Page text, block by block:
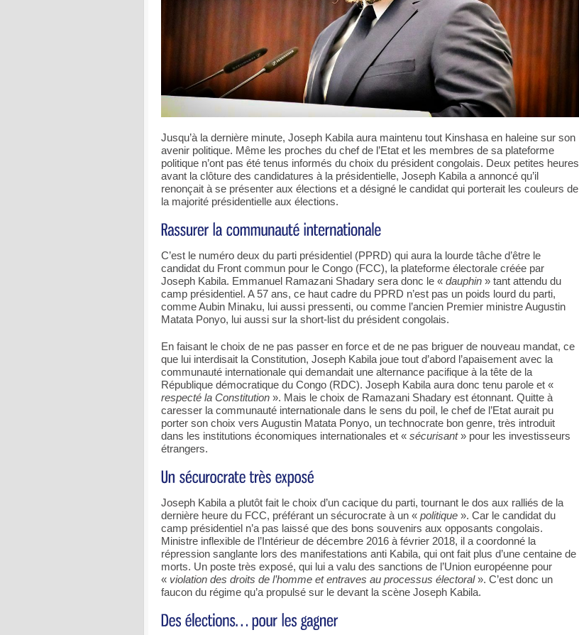
Jusqu’à la dernière minute, Joseph Kabila aura maintenu tout Kinshasa en haleine sur son
avenir politique. Même les proches du chef de l’Etat et les membres de sa plateforme
politique n’ont pas été tenus informés du choix du président congolais. Deux petites heures
avant la clôture des candidatures à la présidentielle, Joseph Kabila a annoncé qu’il
renonçait à se présenter aux élections et a désigné le candidat qui porterait les couleurs de
la majorité présidentielle aux élections.
C’est le numéro deux du parti présidentiel (PPRD) qui aura la lourde tâche d’être le
candidat du Front commun pour le Congo (FCC), la plateforme électorale créée par
Joseph Kabila. Emmanuel Ramazani Shadary sera donc le « dauphin » tant attendu du
camp présidentiel. A 57 ans, ce haut cadre du PPRD n’est pas un poids lourd du parti,
comme Aubin Minaku, lui aussi pressenti, ou comme l’ancien Premier ministre Augustin
Matata Ponyo, lui aussi sur la short-list du président congolais.
En faisant le choix de ne pas passer en force et de ne pas briguer de nouveau mandat, ce
que lui interdisait la Constitution, Joseph Kabila joue tout d’abord l’apaisement avec la
communauté internationale qui demandait une alternance pacifique à la tête de la
République démocratique du Congo (RDC). Joseph Kabila aura donc tenu parole et «
respecté la Constitution ». Mais le choix de Ramazani Shadary est étonnant. Quitte à
caresser la communauté internationale dans le sens du poil, le chef de l’Etat aurait pu
porter son choix vers Augustin Matata Ponyo, un technocrate bon genre, très introduit
dans les institutions économiques internationales et « sécurisant» pour les investisseurs
étrangers.
Joseph Kabila a plutôt fait le choix d’un cacique du parti, tournant le dos aux ralliés de la
dernière heure du FCC, préférant un sécurocrate à un « politique ». Car le candidat du
camp présidentiel n’a pas laissé que des bons souvenirs aux opposants congolais.
Ministre inflexible de l’Intérieur de décembre 2016 à février 2018, il a coordonné la
répression sanglante lors des manifestations anti Kabila, qui ont fait plus d’une centaine de
morts. Un poste très exposé, qui lui a valu des sanctions de l’Union européenne pour
« violation des droits de l’homme et entraves au processus électoral». C’est donc un
faucon du régime qu’a propulsé sur le devant la scène Joseph Kabila.